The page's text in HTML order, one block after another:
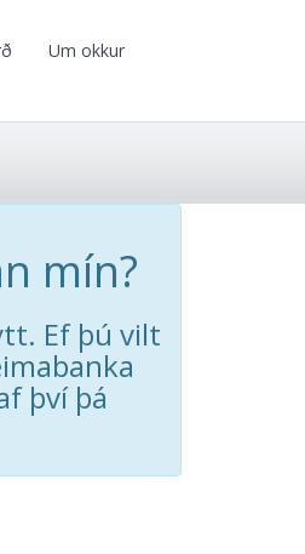
Um okkur
mín?
Ef þú vilt
því þá